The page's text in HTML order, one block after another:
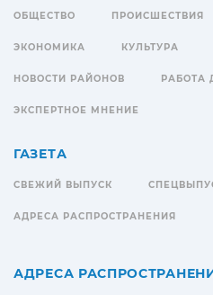
ОБЩЕСТВО ПРОИСШЕСТВИЯ
ЭКОНОМИКА КУЛЬТУРА
НОВОСТИ РАЙОНОВ РАБОТА
ЭКСПЕРТНОЕ МНЕНИЕ
ГАЗЕТА
СВЕЖИЙ ВЫПУСК
АДРЕСА РАСПРОСТРАНЕНИЯ
АДРЕСА